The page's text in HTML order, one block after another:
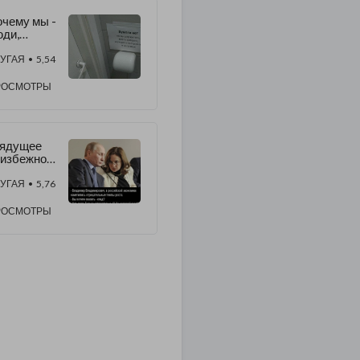
мы -
• 5,54
в
веке
• 5,76